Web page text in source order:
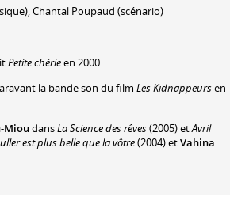
,Chantal Poupaud (scénario)
Petite chérieen 2000.
la bande son du film Les Kidnappeursen
MioudansLa Science des rêves(2005) etAvril
est plus belle que la vôtre(2004) etVahina